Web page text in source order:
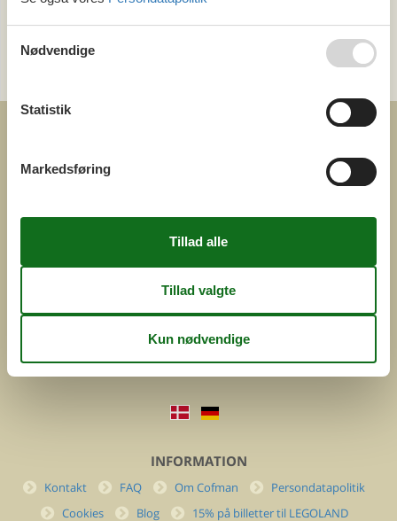
Alle
ved
Feline Holidays A/S
Danmark
Cofman.com
info@cofman.com
INFORMATION
Kontakt FAQ Om Cofman
Persondatapolitik
Cookies
Blog 15% på billetter til LEGOLAND
Nødvendige
Statistik
Markedsføring